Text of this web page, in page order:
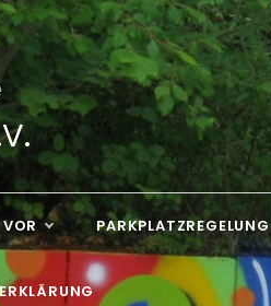
PARKPLATZREGELUNG